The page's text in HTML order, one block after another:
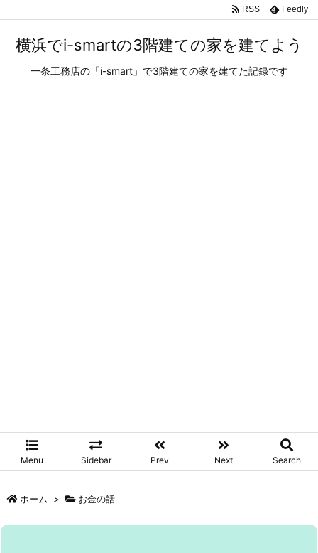
横浜でi-smartの3階建ての家を建てよう
一条工務店の「i-smart」で3階建ての家を建てた記録です
Menu Sidebar Prev Next Search
RSS Feedly
ホーム > お金の話